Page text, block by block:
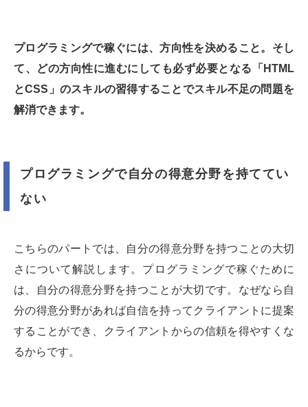
プログラミングで稼ぐには、方向性を決めること。そし
て、どの方向性に進むにしても必ず必要となる「 HTML
とCSS 」のスキルの習得することでスキル不足の問題を
解消できます。
プログラミングで自分の得意分野を持ててい
ない
こちらのパートでは、自分の得意分野を持つことの大切
さについて解説します。プログラミングで稼ぐために
は、自分の得意分野を持つことが大切です。なぜなら自
分の得意分野があれば自信を持ってクライアントに提案
することができ、クライアントからの信頼を得やすくな
るからです。